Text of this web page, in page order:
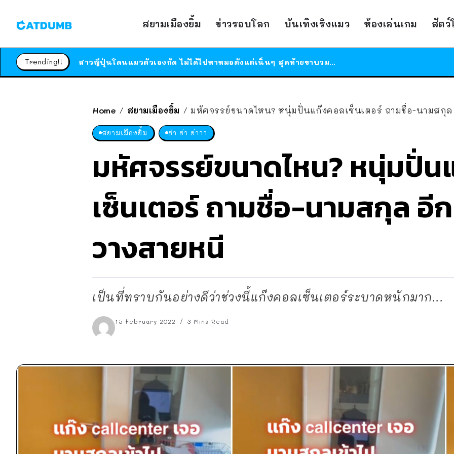
สยามเมืองยิ้ม ข่าวรอบโลก บันเทิงเริงแมว ห้องเล่นเกม สัตว์
Trending!!
ร้านอาหารในนิวยอร์กประกาศปิดตัวลง หลังอยู่มานานกว่า 45 ปี ติดป้ายขอบคุณลูกค้าทุกคน แถมสูตรทำไวท์ซอสให้แบบจัดเต็ม
ได้เวลาเด็กหนวดรวมตัว RF Online Next เปิดให้เล่นแล้ว เกม Sci-Fi MMORPG ระดับตำนาน เล่นได้ทั้งมือถือและ PC
Home / สยามเมืองยิ้ม / มหัศจรรย์ขนาดไหน? หนุ่มปั่นแก๊งคอลเซ็นเตอร์ ถามชื่อ-นามสกุ
สยามเมืองยิ้ม ฮ่า ฮ่า ฮ่าาา
มหัศจรรย์ขนาดไหน? หนุ่มปั่
เซ็นเตอร์ ถามชื่อ-นามสกุล อี
วางสายหนี
เป็นที่ทราบกันอย่างดีว่าช่วงนี้แก๊งคอลเซ็นเตอร์ระบาดหนักมาก...
15 February 2022 3 Mins Read